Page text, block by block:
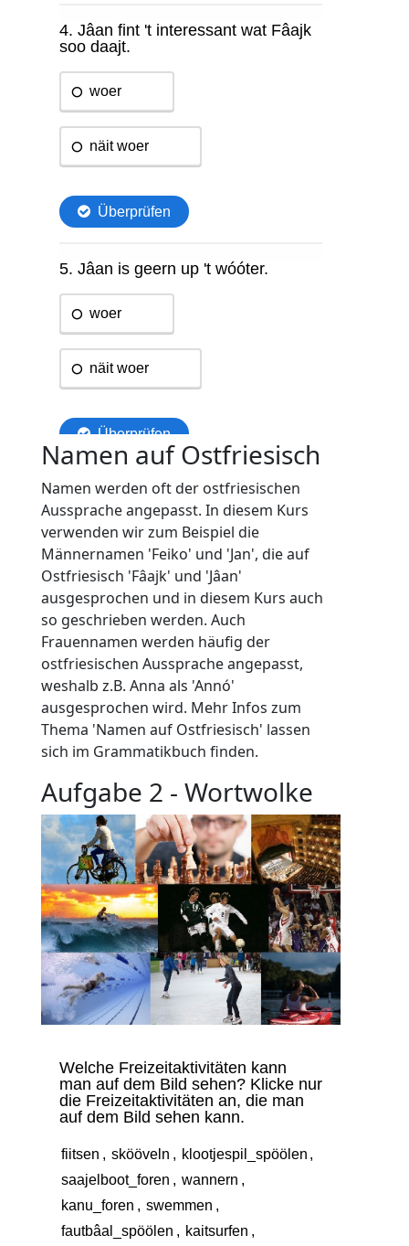
Namen auf Ostfriesisch
Namen werden oft der ostfriesischen
Aussprache angepasst. In diesem Kurs
verwenden wir zum Beispiel die
Männernamen 'Feiko' und 'Jan', die auf
Ostfriesisch 'Fâajk' und 'Jâan'
ausgesprochen und in diesem Kurs auch
so geschrieben werden. Auch
Frauennamen werden häufig der
ostfriesischen Aussprache angepasst,
weshalb z.B. Anna als 'Annó'
ausgesprochen wird. Mehr Infos zum
Thema 'Namen auf Ostfriesisch' lassen
sich im Grammatikbuch finden.
Aufgabe 2 - Wortwolke